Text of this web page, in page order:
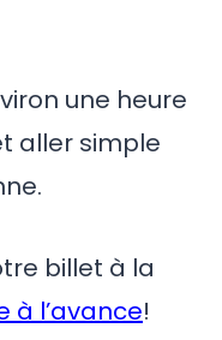
une heure
aller simple
billet à la
à l’avance!